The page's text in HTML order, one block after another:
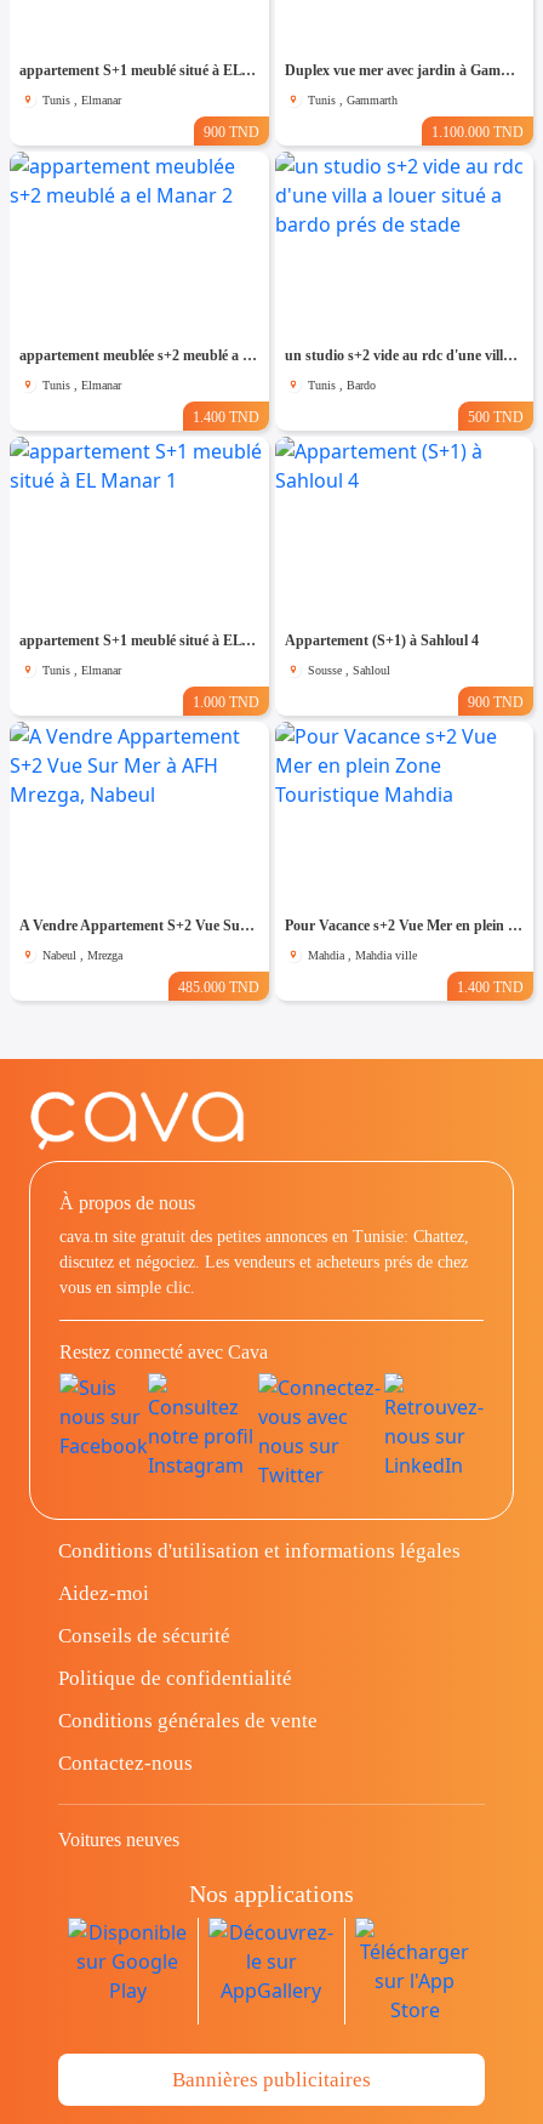
appartement S+1 meublé situé à EL Manar 1
Tunis , Elmanar
900 TND
Duplex vue mer avec jardin à Gammarth
Tunis , Gammarth
1.100.000 TND
appartement meublée s+2 meublé a el Manar 2
Tunis , Elmanar
1.400 TND
un studio s+2 vide au rdc d'une villa a louer situé a bardo prés de stade
Tunis , Bardo
500 TND
appartement S+1 meublé situé à EL Manar 1
Tunis , Elmanar
1.000 TND
Appartement (S+1) à Sahloul 4
Sousse , Sahloul
900 TND
A Vendre Appartement S+2 Vue Sur Mer à AFH Mrezga, Nabeul
Nabeul , Mrezga
485.000 TND
Pour Vacance s+2 Vue Mer en plein Zone Touristique Mahdia
Mahdia , Mahdia ville
1.400 TND
À propos de nous
cava.tn site gratuit des petites annonces en Tunisie: Chattez,
discutez et négociez. Les vendeurs et acheteurs prés de chez
vous en simple clic.
Restez connecté avec Cava
Conditions d'utilisation et informations légales
Aidez-moi
Conseils de sécurité
Politique de confidentialité
Conditions générales de vente
Contactez-nous
Voitures neuves
Nos applications
Bannières publicitaires